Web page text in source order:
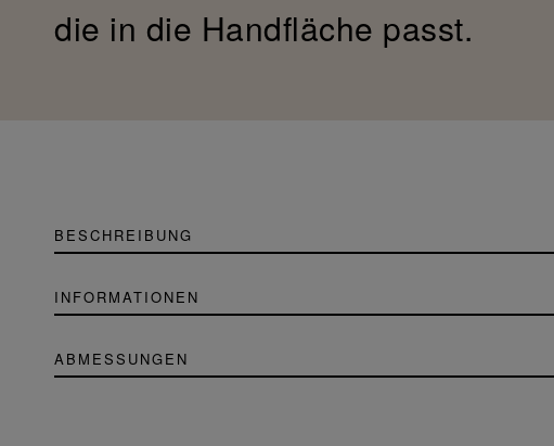
die in die Handfläche passt.
BESCHREIBUNG
INFORMATIONEN
ABMESSUNGEN